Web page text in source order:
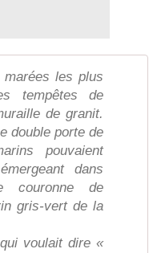
les plus
tempêtes de
de granit.
double porte de
pouvaient
dans
couronne de
gris-vert de la
voulait dire «